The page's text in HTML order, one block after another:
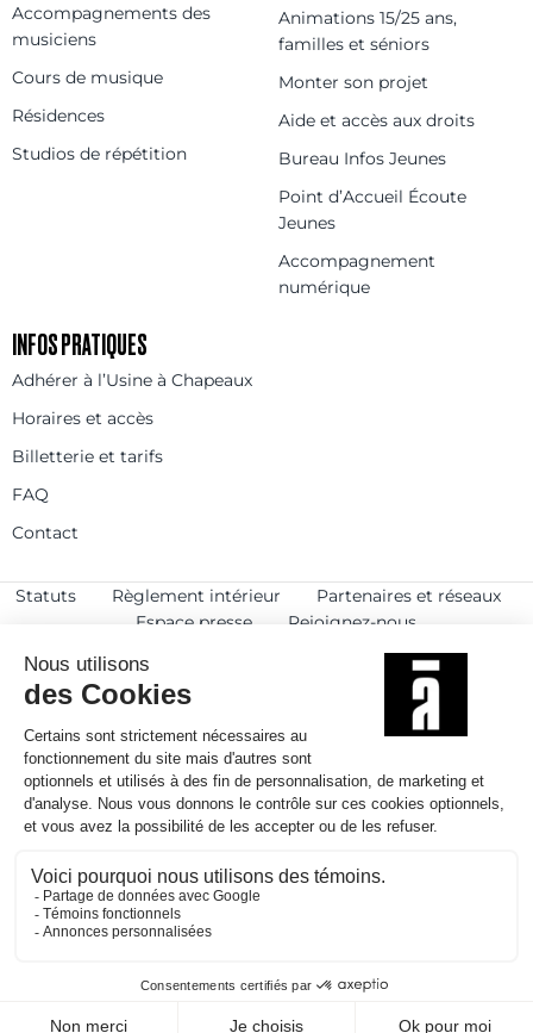
Accompagnements des
musiciens
Cours de musique
Résidences
Studios de répétition
Animations 15/25 ans,
familles et séniors
Monter son projet
Aide et accès aux droits
Bureau Infos Jeunes
Point d’Accueil Écoute
Jeunes
Accompagnement
numérique
INFOS PRATIQUES
Adhérer à l’Usine à Chapeaux
Horaires et accès
Billetterie et tarifs
FAQ
Contact
Statuts Règlement intérieur
Partenaires et réseaux
Espace presse
Rejoignez-nous
Politique de confidentialité